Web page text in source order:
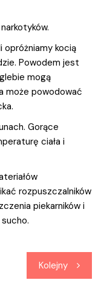
opróżniamy kocią
Powodem jest
mogą
może powodować
Gorące
ciała i
rozpuszczalników
piekarników i
Kolejny